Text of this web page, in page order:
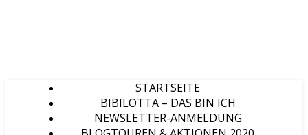
STARTSEITE
BIBILOTTA – DAS BIN ICH
NEWSLETTER-ANMELDUNG